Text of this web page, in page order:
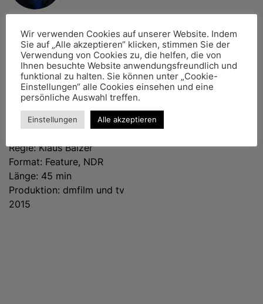
Filmeditorin Maria Hemmleb
Über mich
Filmdetails
Titel: Das Milliardenspiel
Regie: Klaus Balzer
Format: Feature, NDR
Länge: 45 min
Produktion: dmfilm und tv
2015
Wir verwenden Cookies auf unserer Website. Indem
Sie auf „Alle akzeptieren“ klicken, stimmen Sie der
Verwendung von Cookies zu, die helfen, die von
Ihnen besuchte Website anwendungsfreundlich und
funktional zu halten. Sie können unter „Cookie-
Einstellungen“ alle Cookies einsehen und eine
persönliche Auswahl treffen.
Einstellungen Alle akzeptieren